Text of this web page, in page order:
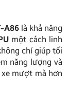
A86là khả năng
một cách linh
chỉ giúp tối
năng lượng và
mượt mà hơn